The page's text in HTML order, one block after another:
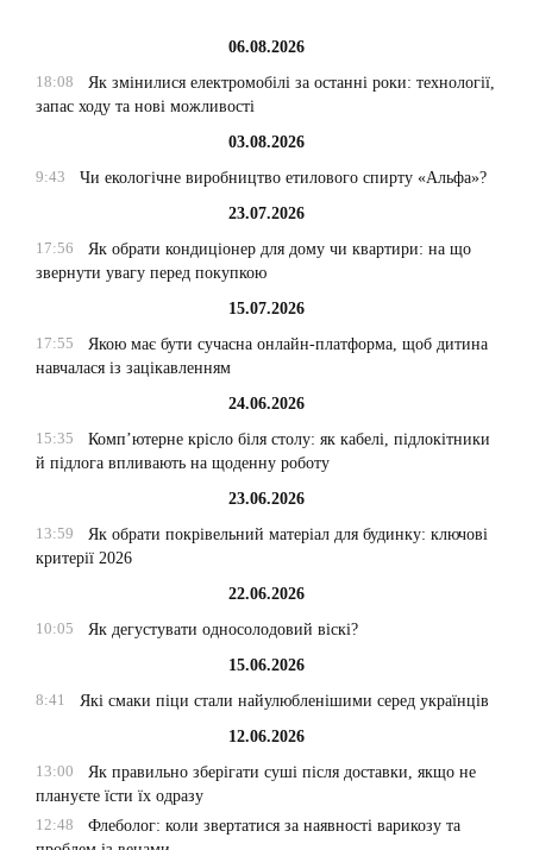
06.08.2026
18:08
Як змінилися електромобілі за останні роки: технології,
запас ходу та нові можливості
03.08.2026
9:43
Чи екологічне виробництво етилового спирту «Альфа»?
23.07.2026
17:56
Як обрати кондиціонер для дому чи квартири: на що
звернути увагу перед покупкою
15.07.2026
17:55
Якою має бути сучасна онлайн-платформа, щоб дитина
навчалася із зацікавленням
24.06.2026
15:35
Комп’ютерне крісло біля столу: як кабелі, підлокітники
й підлога впливають на щоденну роботу
23.06.2026
13:59
Як обрати покрівельний матеріал для будинку: ключові
критерії 2026
22.06.2026
10:05
Як дегустувати односолодовий віскі?
15.06.2026
8:41
Які смаки піци стали найулюбленішими серед українців
12.06.2026
13:00
Як правильно зберігати суші після доставки, якщо не
плануєте їсти їх одразу
12:48
Флеболог: коли звертатися за наявності варикозу та